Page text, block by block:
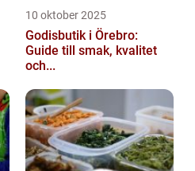
10 oktober 2025
Godisbutik i Örebro:
Guide till smak, kvalitet
och...